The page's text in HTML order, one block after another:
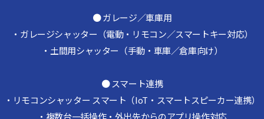
● ガレージ／車庫用
・ガレージシャッター（電動・リモコン／スマートキー対応）
・土間用シャッター（手動・車庫／倉庫向け）
● スマート連携
・リモコンシャッター スマート（IoT・スマートスピーカー連携）
・複数台一括操作・外出先からのアプリ操作対応